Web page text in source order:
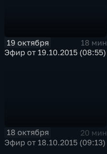
19 октября
18 мин
Эфир от 19.10.2015 (08:55)
18 октября
20 мин
Эфир от 18.10.2015 (09:13)